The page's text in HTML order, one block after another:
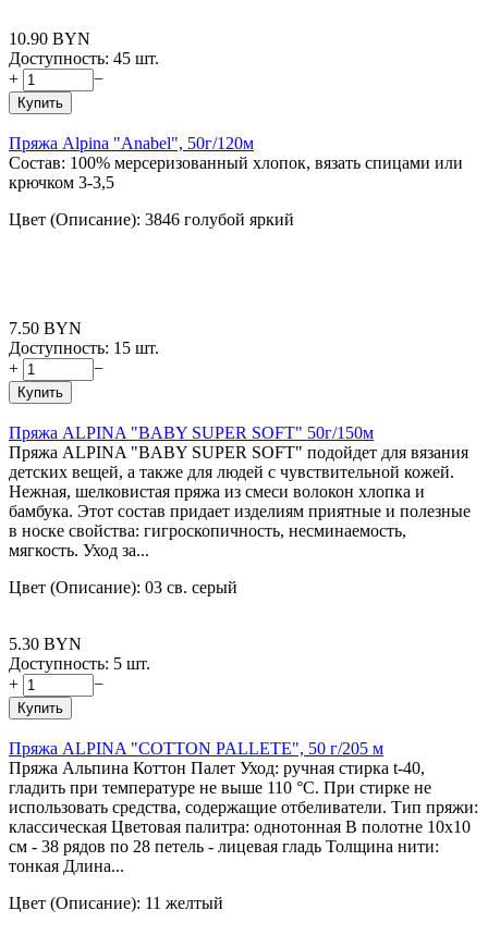
10.90 BYN
Доступность: 45 шт.
+
−
Купить
Пряжа Alpina "Anabel", 50г/120м
Состав: 100% мерсеризованный хлопок, вязать спицами или
крючком 3-3,5
Цвет (Описание): 3846 голубой яркий
7.50 BYN
Доступность: 15 шт.
+
−
Купить
Пряжа ALPINA "BABY SUPER SOFT" 50г/150м
Пряжа ALPINA "BABY SUPER SOFT" подойдет для вязания
детских вещей, а также для людей с чувствительной кожей.
Нежная, шелковистая пряжа из смеси волокон хлопка и
бамбука. Этот состав придает изделиям приятные и полезные
в носке свойства: гигроскопичность, несминаемость,
мягкость. Уход за...
Цвет (Описание): 03 св. серый
5.30 BYN
Доступность: 5 шт.
+
−
Купить
Пряжа ALPINA "COTTON PALLETE", 50 г/205 м
Пряжа Альпина Коттон Палет Уход: ручная стирка t-40,
гладить при температуре не выше 110 °С. При стирке не
использовать средства, содержащие отбеливатели. Тип пряжи:
классическая Цветовая палитра: однотонная В полотне 10х10
см - 38 рядов по 28 петель - лицевая гладь Толщина нити:
тонкая Длина...
Цвет (Описание): 11 желтый